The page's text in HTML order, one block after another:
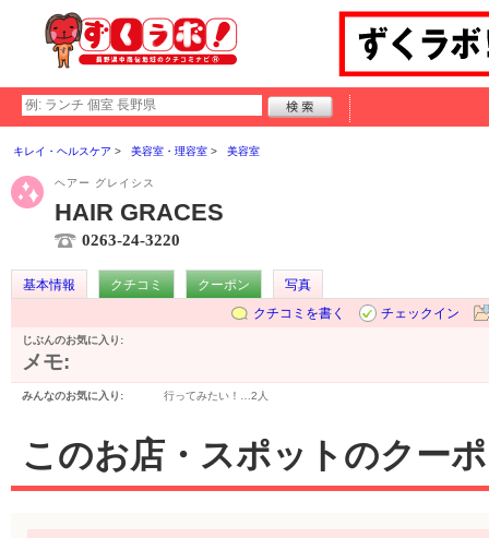
キレイ・ヘルスケア 美容室・理容室 美容室
ヘアー グレイシス
HAIR GRACES
0263-24-3220
基本情報 クチコミ クーポン
写真
クチコミを書く
チェックイン
じぶんのお気に入り:
メモ:
みんなのお気に入り: 行ってみたい！… 2人
このお店・スポットのクー